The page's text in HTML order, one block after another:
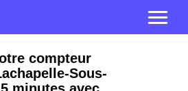
compteur
Sous-